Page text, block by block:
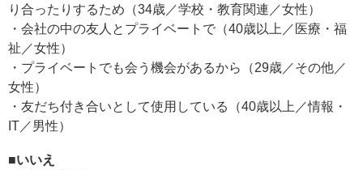
り合ったりするため（34歳／学校・教育関連／女性）
・会社の中の友人とプライベートで（40歳以上／医療・福
祉／女性）
・プライベートでも会う機会があるから（29歳／その他／
女性）
・友だち付き合いとして使用している（40歳以上／情報・
IT／男性）
■いいえ